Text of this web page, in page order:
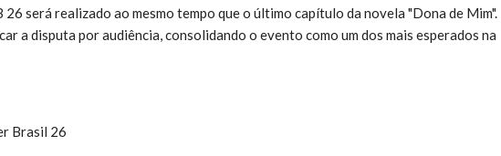
26 será realizado ao mesmo tempo que o último capítulo da novela "Dona de Mim".
a disputa por audiência, consolidando o evento como um dos mais esperados na
Brasil 26